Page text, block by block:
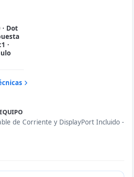
Dot
·
de Corriente y DisplayPort Incluido -